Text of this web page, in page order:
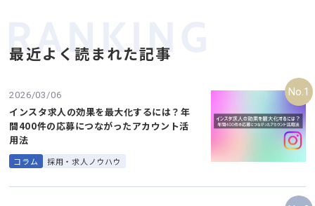
最近よく読まれた記事
2026/03/06
インスタ求人の効果を最大化するには？年
間400件の応募につながったアカウント活
用法
コラム 採用・求人ノウハウ